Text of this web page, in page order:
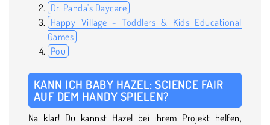
Dr. Panda's Daycare
Happy Village - Toddlers & Kids Educational
Games
Pou
KANN ICH BABY HAZEL: SCIENCE FAIR
AUF DEM HANDY SPIELEN?
Na klar! Du kannst Hazel bei ihrem Projekt helfen,